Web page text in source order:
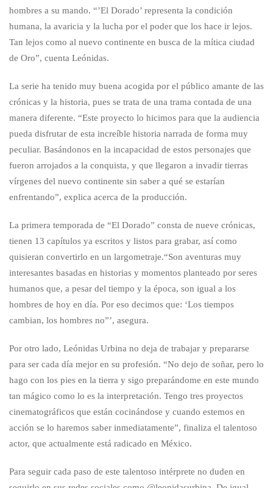
hombres a su mando. “’El Dorado’ representa la condición
humana, la avaricia y la lucha por el poder que los hace ir lejos.
Tan lejos como al nuevo continente en busca de la mítica ciudad
de Oro”, cuenta Leónidas.
La serie ha tenido muy buena acogida por el público amante de las
crónicas y la historia, pues se trata de una trama contada de una
manera diferente. “Este proyecto lo hicimos para que la audiencia
pueda disfrutar de esta increíble historia narrada de forma muy
peculiar. Basándonos en la incapacidad de estos personajes que
fueron arrojados a la conquista, y que llegaron a invadir tierras
vírgenes del nuevo continente sin saber a qué se estarían
enfrentando”, explica acerca de la producción.
La primera temporada de “El Dorado” consta de nueve crónicas,
tienen 13 capítulos ya escritos y listos para grabar, así como
quisieran convertirlo en un largometraje.“Son aventuras muy
interesantes basadas en historias y momentos planteado por seres
humanos que, a pesar del tiempo y la época, son igual a los
hombres de hoy en día. Por eso decimos que: ‘Los tiempos
cambian, los hombres no”’, asegura.
Por otro lado, Leónidas Urbina no deja de trabajar y prepararse
para ser cada día mejor en su profesión. “No dejo de soñar, pero lo
hago con los pies en la tierra y sigo preparándome en este mundo
tan mágico como lo es la interpretación. Tengo tres proyectos
cinematográficos que están cocinándose y cuando estemos en
acción se lo haremos saber inmediatamente”, finaliza el talentoso
actor, que actualmente está radicado en México.
Para seguir cada paso de este talentoso intérprete no duden en